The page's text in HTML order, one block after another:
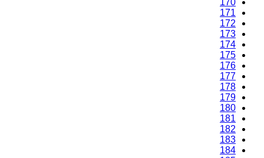
170
171
172
173
174
175
176
177
178
179
180
181
182
183
184